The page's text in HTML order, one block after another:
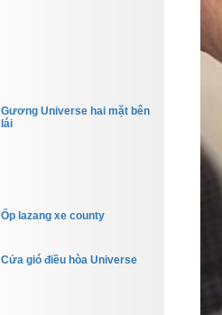
Gương Universe hai mặt bên
lái
Ốp lazang xe county
Cửa gió điều hòa Universe